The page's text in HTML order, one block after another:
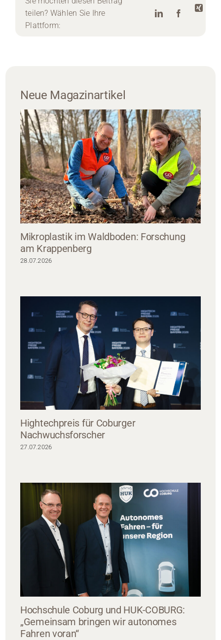
teilen? Wählen Sie Ihre
Plattform:
Neue Magazinartikel
Mikroplastik im Waldboden: Forschung
am Krappenberg
28.07.2026
Hightechpreis für Coburger
Nachwuchsforscher
27.07.2026
Hochschule Coburg und HUK-COBURG:
„Gemeinsam bringen wir autonomes
Fahren voran“